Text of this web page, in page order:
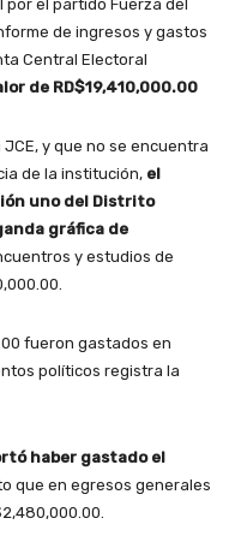
por el partido Fuerza del
de ingresos y gastos
Central Electoral
de RD$19,410,000.00
y que no se encuentra
de la institución, el
uno del Distrito
gráfica de
y estudios de
fueron gastados en
políticos registra la
haber gastado el
que en egresos generales